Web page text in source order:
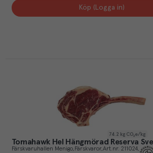
Köp (Logga in)
74.2 kg CO₂e/kg
Tomahawk Hel Hängmörad Reserva
Färskvaruhallen Menigo Färskvaror Art.nr. 211024